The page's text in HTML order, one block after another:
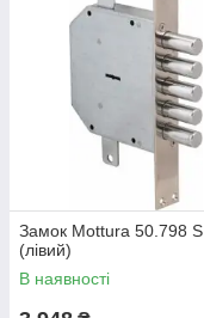
Замок Mottura 50.798 S
(лівий)
В наявності